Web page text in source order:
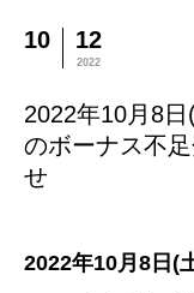
10 12
2022
2022年10月8
のボーナス不
せ
2022年10月8日(